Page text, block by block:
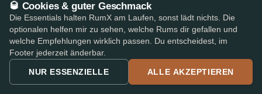
SICHERES BEZAHLEN
+7
Die verfügbaren Zahlungsmethoden können je nach Shop variieren.
Bestbewertete Rum-App
★★★★★4,8· im App Store und Play Store
🥃 Cookies & guter Geschmack
Die Essentials halten RumX am Laufen, sonst lädt nichts. Die
optionalen helfen mir zu sehen, welche Rums dir gefallen und
welche Empfehlungen wirklich passen. Du entscheidest, im
Footer jederzeit änderbar.
NUR ESSENZIELLE ALLE AKZEPTIEREN